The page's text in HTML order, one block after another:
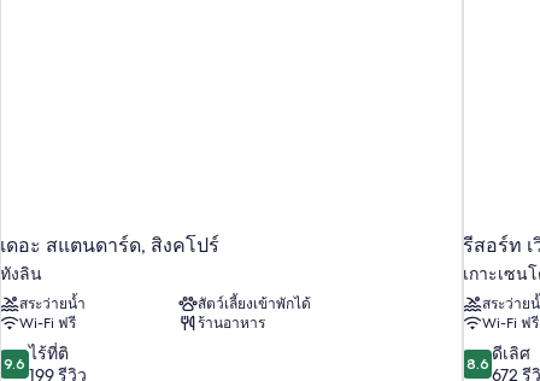
เดอะ สแตนดาร์ด, สิงคโปร์
ทังลิน
สระว่ายน้ำ
สัตว์เลี้ยงเข้าพักได้
Wi-Fi ฟรี
ร้านอาหาร
9.6
จาก
9.6 ไร้ที่ติ
199 รีวิว
รีสอร์ท
เกาะเซน
สระว่าย
Wi-Fi ฟรี
8.6
จาก
8.6 ดีเลิศ
672 รี